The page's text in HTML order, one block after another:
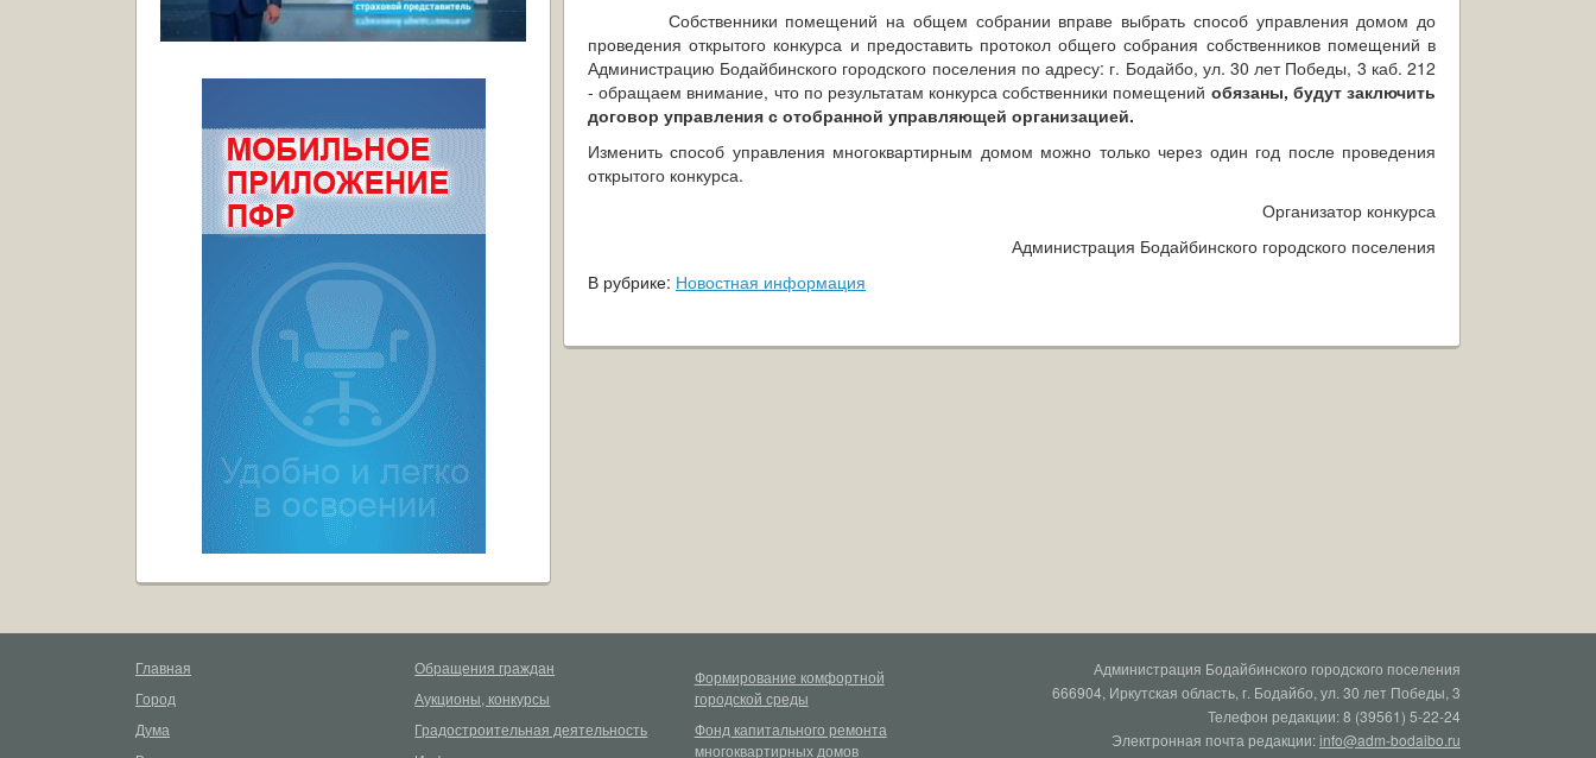
Собственники помещений на общем собрании вправе выбрать способ управления домом до
проведения открытого конкурса и предоставить протокол общего собрания собственников помещений в
Администрацию Бодайбинского городского поселения по адресу: г. Бодайбо, ул. 30 лет Победы, 3 каб. 212
- обращаем внимание, что по результатам конкурса собственники помещений обязаны, будут заключить
договор управления с отобранной управляющей организацией.
Изменить способ управления многоквартирным домом можно только через один год после проведения
открытого конкурса.
Организатор конкурса
Администрация Бодайбинского городского поселения
В рубрике: Новостная информация
Главная
Город
Дума
Обращения граждан
Аукционы, конкурсы
Градостроительная деятельность
Формирование комфортной
городской среды
Фонд капитального ремонта
многоквартирных домов
Администрация Бодайбинского городского поселения
666904, Иркутская область, г. Бодайбо, ул. 30 лет Победы, 3
Телефон редакции: 8 (39561) 5-22-24
Электронная почта редакции:info@adm-bodaibo.ru